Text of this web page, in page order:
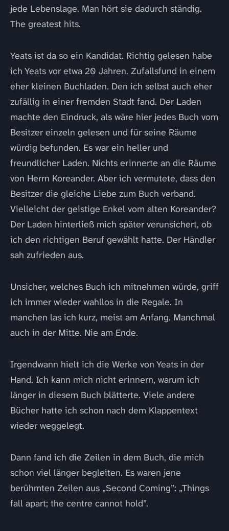
jede Lebenslage. Man hört sie dadurch ständig.
The greatest hits.
Yeats ist da so ein Kandidat. Richtig gelesen habe
ich Yeats vor etwa 20 Jahren. Zufallsfund in einem
eher kleinen Buchladen. Den ich selbst auch eher
zufällig in einer fremden Stadt fand. Der Laden
machte den Eindruck, als wäre hier jedes Buch vom
Besitzer einzeln gelesen und für seine Räume
würdig befunden. Es war ein heller und
freundlicher Laden. Nichts erinnerte an die Räume
von Herrn Koreander. Aber ich vermutete, dass den
Besitzer die gleiche Liebe zum Buch verband.
Vielleicht der geistige Enkel vom alten Koreander?
Der Laden hinterließ mich später verunsichert, ob
ich den richtigen Beruf gewählt hatte. Der Händler
sah zufrieden aus.
Unsicher, welches Buch ich mitnehmen würde, griff
ich immer wieder wahllos in die Regale. In
manchen las ich kurz, meist am Anfang. Manchmal
auch in der Mitte. Nie am Ende.
Irgendwann hielt ich die Werke von Yeats in der
Hand. Ich kann mich nicht erinnern, warum ich
länger in diesem Buch blätterte. Viele andere
Bücher hatte ich schon nach dem Klappentext
wieder weggelegt.
Dann fand ich die Zeilen in dem Buch, die mich
schon viel länger begleiten. Es waren jene
berühmten Zeilen aus „Second Coming”: „Things
fall apart; the centre cannot hold”.